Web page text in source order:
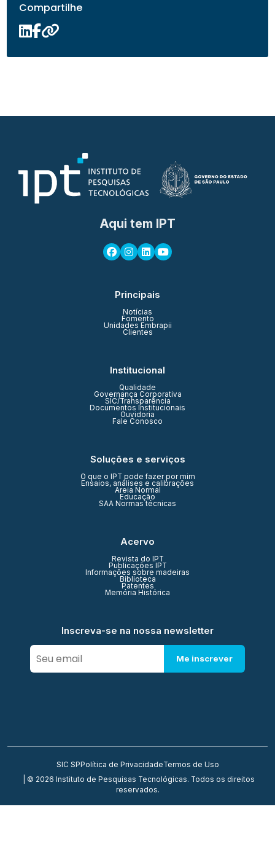
Compartilhe
Aqui tem IPT
Principais
Notícias
Fomento
Unidades Embrapii
Clientes
Institucional
Qualidade
Governança Corporativa
SIC/Transparência
Documentos Institucionais
Ouvidoria
Fale Conosco
Soluções e serviços
O que o IPT pode fazer por mim
Ensaios, análises e calibrações
Areia Normal
Educação
SAA Normas técnicas
Acervo
Revista do IPT
Publicações IPT
Informações sobre madeiras
Biblioteca
Patentes
Memória Histórica
Inscreva-se na nossa newsletter
Me inscrever
SIC SP Política de PrivacidadeTermos de Uso
| © 2026 Instituto de Pesquisas Tecnológicas. Todos os direitos
reservados.